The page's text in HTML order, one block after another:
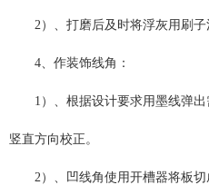
2）、打磨后及时将浮灰用刷子
4、作装饰线角：
1）、根据设计要求用墨线弹
竖直方向校正。
2）、凹线角使用开槽器将板切